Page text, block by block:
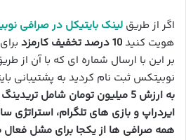
اگر از طریق لینک بایتیکل در صرافی
هویت کنید10 درصد تخفیف کارمزد
بر این با ارسال شماره ای که با آن از
نوبیتکس ثبت نام کردید به پشتیبانی
به ارزش 5 میلیون تومان شامل
ایردراپ و بازی های تلگرام،
همه صرافی ها از یکجا برای مشل